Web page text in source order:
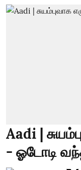
Aadi |
- ஓடோடி